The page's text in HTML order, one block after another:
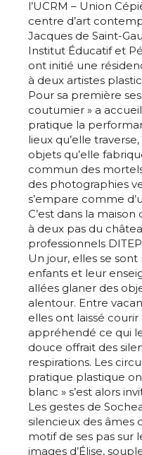
l’UCRM – Union
centre d’art
Jacques de Saint-
Institut Éducatif et
ont initié une
à deux artistes
Pour sa première
coutumier » a
pratique la
lieux qu’elle
objets qu’elle
commun des
des photographies
s’empare comme
C’est dans la
à deux pas du
professionnels
Un jour, elles se
enfants et leur
allées glaner des
alentour. Entre
elles ont laissé
appréhendé ce qui
douce offrait des
respirations. Les
pratique plastique
blanc » s’est alors
Les gestes de
silencieux des âmes
motif de ses pas sur
images d’Élise,